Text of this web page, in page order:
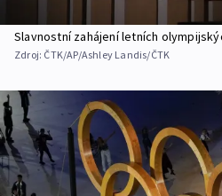
Slavnostní zahájení letních
Zdroj: ČTK/AP/Ashley Landis/ČTK